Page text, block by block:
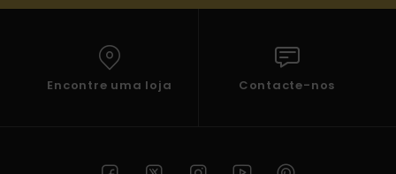
Encontre uma loja Contacte-nos